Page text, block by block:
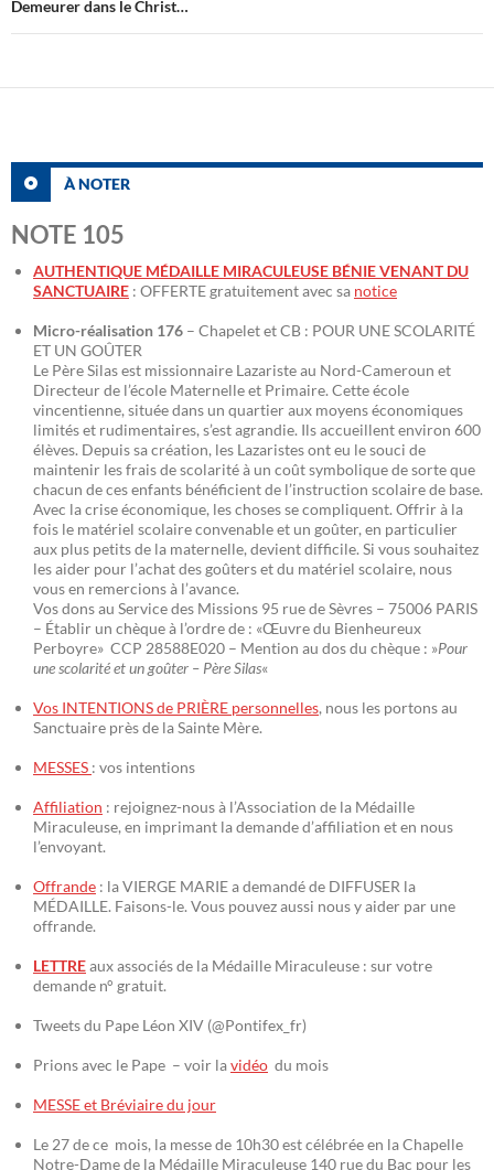
Demeurer dans le Christ…
À NOTER
NOTE 105
AUTHENTIQUE MÉDAILLE MIRACULEUSE BÉNIE VENANT DU
SANCTUAIRE : OFFERTE gratuitement avec sa notice
Micro-réalisation 176 – Chapelet et CB : POUR UNE SCOLARITÉ
ET UN GOÛTER
Le Père Silas est missionnaire Lazariste au Nord-Cameroun et
Directeur de l’école Maternelle et Primaire. Cette école
vincentienne, située dans un quartier aux moyens économiques
limités et rudimentaires, s’est agrandie. Ils accueillent environ 600
élèves. Depuis sa création, les Lazaristes ont eu le souci de
maintenir les frais de scolarité à un coût symbolique de sorte que
chacun de ces enfants bénéficient de l’instruction scolaire de base.
Avec la crise économique, les choses se compliquent. Offrir à la
fois le matériel scolaire convenable et un goûter, en particulier
aux plus petits de la maternelle, devient difficile. Si vous souhaitez
les aider pour l’achat des goûters et du matériel scolaire, nous
vous en remercions à l’avance.
Vos dons au Service des Missions 95 rue de Sèvres – 75006 PARIS
– Établir un chèque à l’ordre de : «Œuvre du Bienheureux
Perboyre» CCP 28588E020 – Mention au dos du chèque : »Pour
une scolarité et un goûter – Père Silas«
Vos INTENTIONS de PRIÈRE personnelles, nous les portons au
Sanctuaire près de la Sainte Mère.
MESSES : vos intentions
Affiliation : rejoignez-nous à l’Association de la Médaille
Miraculeuse, en imprimant la demande d’affiliation et en nous
l’envoyant.
Offrande : la VIERGE MARIE a demandé de DIFFUSER la
MÉDAILLE. Faisons-le. Vous pouvez aussi nous y aider par une
offrande.
LETTREaux associés de la Médaille Miraculeuse : sur votre
demande n° gratuit.
Tweets du Pape Léon XIV (@Pontifex_fr)
Prions avec le Pape – voir lavidéo du mois
MESSE et Bréviaire du jour
Le 27 de ce mois, la messe de 10h30 est célébrée en la Chapelle
Notre-Dame de la Médaille Miraculeuse 140 rue du Bac pour les